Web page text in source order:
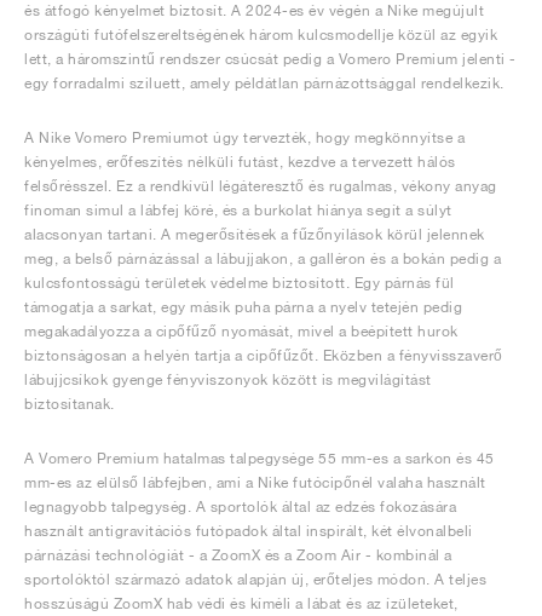
és átfogó kényelmet biztosít. A 2024-es év végén a Nike megújult
országúti futófelszereltségének három kulcsmodellje közül az egyik
lett, a háromszintű rendszer csúcsát pedig a Vomero Premium jelenti -
egy forradalmi sziluett, amely példátlan párnázottsággal rendelkezik.
A Nike Vomero Premiumot úgy tervezték, hogy megkönnyítse a
kényelmes, erőfeszítés nélküli futást, kezdve a tervezett hálós
felsőrésszel. Ez a rendkívül légáteresztő és rugalmas, vékony anyag
finoman simul a lábfej köré, és a burkolat hiánya segít a súlyt
alacsonyan tartani. A megerősítések a fűzőnyílások körül jelennek
meg, a belső párnázással a lábujjakon, a galléron és a bokán pedig a
kulcsfontosságú területek védelme biztosított. Egy párnás fül
támogatja a sarkat, egy másik puha párna a nyelv tetején pedig
megakadályozza a cipőfűző nyomását, mivel a beépített hurok
biztonságosan a helyén tartja a cipőfűzőt. Eközben a fényvisszaverő
lábujjcsíkok gyenge fényviszonyok között is megvilágítást
biztosítanak.
A Vomero Premium hatalmas talpegysége 55 mm-es a sarkon és 45
mm-es az elülső lábfejben, ami a Nike futócipőnél valaha használt
legnagyobb talpegység. A sportolók által az edzés fokozására
használt antigravitációs futópadok által inspirált, két élvonalbeli
párnázási technológiát - a ZoomX és a Zoom Air - kombinál a
sportolóktól származó adatok alapján új, erőteljes módon. A teljes
hosszúságú ZoomX hab védi és kíméli a lábat és az ízületeket,